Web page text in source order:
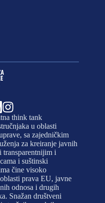
think tank
u oblasti
sa zajedničkim
za kreiranje javnih
i
i suštinski
čine visoko
prava EU, javne
odnosa i drugih
Snažan društveni